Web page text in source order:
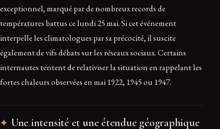
exceptionnel, marqué par de nombreux records de
températures battus ce lundi 25 mai. Si cet événement
interpelle les climatologues par sa précocité, il suscite
également de vifs débats sur les réseaux sociaux. Certains
internautes tentent de relativiser la situation en rappelant les
fortes chaleurs observées en mai 1922, 1945 ou 1947.
Une intensité et une étendue géographique